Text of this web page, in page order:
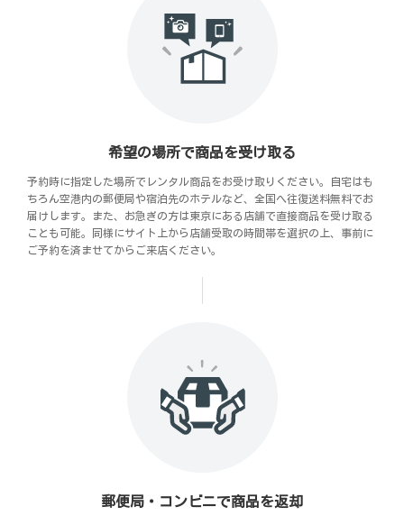
希望の場所で商品を受け取る
予約時に指定した場所でレンタル商品をお受け取りください。自宅はも
ちろん空港内の郵便局や宿泊先のホテルなど、全国へ往復送料無料でお
届けします。また、お急ぎの方は東京にある店舗で直接商品を受け取る
ことも可能。同様にサイト上から店舗受取の時間帯を選択の上、事前に
ご予約を済ませてからご来店ください。
郵便局・コンビニで商品を返却